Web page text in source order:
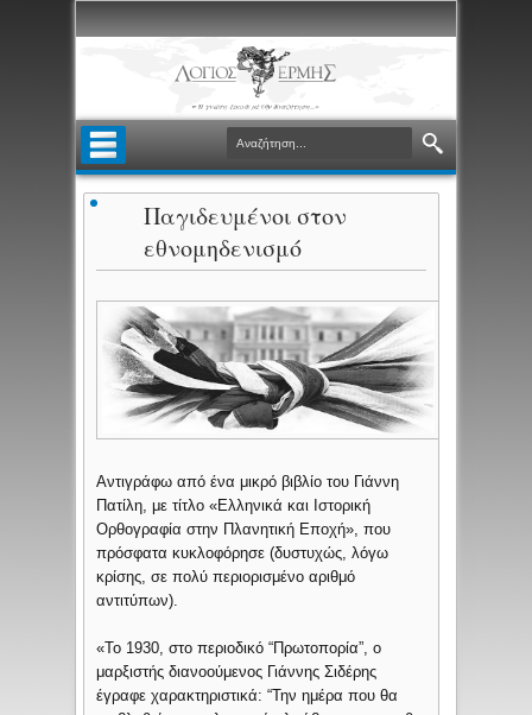
Παγιδευμένοι στον
εθνομηδενισμό
Αντιγράφω από ένα μικρό βιβλίο του Γιάννη
Πατίλη, με τίτλο «Ελληνικά και Ιστορική
Ορθογραφία στην Πλανητική Εποχή», που
πρόσφατα κυκλοφόρησε (δυστυχώς, λόγω
κρίσης, σε πολύ περιορισμένο αριθμό
αντιτύπων).
«Το 1930, στο περιοδικό “Πρωτοπορία”, ο
μαρξιστής διανοούμενος Γιάννης Σιδέρης
έγραφε χαρακτηριστικά: “Την ημέρα που θα